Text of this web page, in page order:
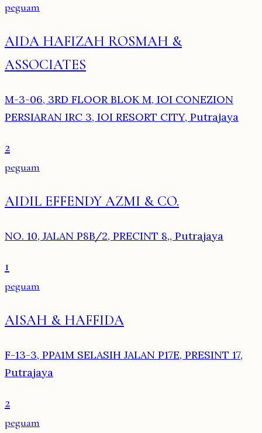
peguam
AIDA HAFIZAH ROSMAH &
ASSOCIATES
M-3-06, 3RD FLOOR BLOK M, IOI CONEZION
PERSIARAN IRC 3, IOI RESORT CITY, Putrajaya
2
peguam
AIDIL EFFENDY AZMI & CO.
NO. 10, JALAN P8B/2, PRECINT 8,, Putrajaya
1
peguam
AISAH & HAFFIDA
F-13-3, PPA1M SELASIH JALAN P17E, PRESINT 17,
Putrajaya
2
peguam